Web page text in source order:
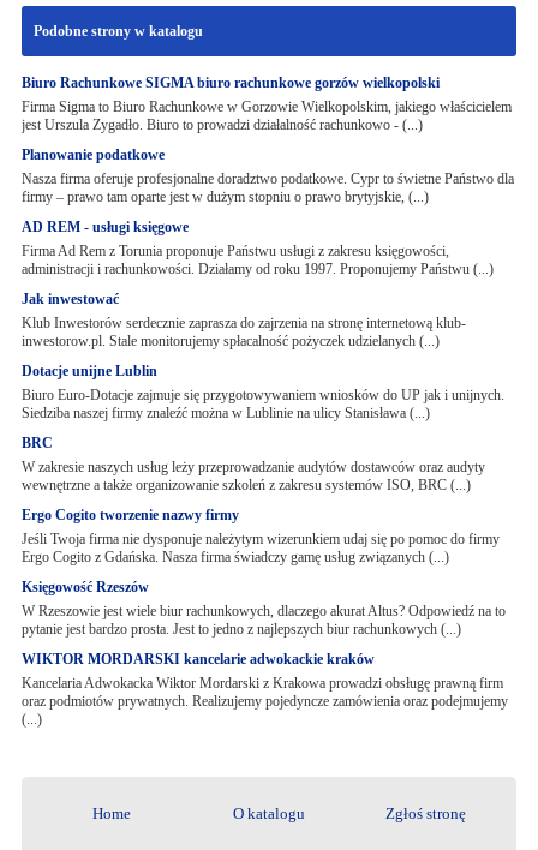
Podobne strony w katalogu
Biuro Rachunkowe SIGMA biuro rachunkowe gorzów wielkopolski
Firma Sigma to Biuro Rachunkowe w Gorzowie Wielkopolskim, jakiego właścicielem
jest Urszula Zygadło. Biuro to prowadzi działalność rachunkowo - (...)
Planowanie podatkowe
Nasza firma oferuje profesjonalne doradztwo podatkowe. Cypr to świetne Państwo dla
firmy – prawo tam oparte jest w dużym stopniu o prawo brytyjskie, (...)
AD REM - usługi księgowe
Firma Ad Rem z Torunia proponuje Państwu usługi z zakresu księgowości,
administracji i rachunkowości. Działamy od roku 1997. Proponujemy Państwu (...)
Jak inwestować
Klub Inwestorów serdecznie zaprasza do zajrzenia na stronę internetową klub-
inwestorow.pl. Stale monitorujemy spłacalność pożyczek udzielanych (...)
Dotacje unijne Lublin
Biuro Euro-Dotacje zajmuje się przygotowywaniem wniosków do UP jak i unijnych.
Siedziba naszej firmy znaleźć można w Lublinie na ulicy Stanisława (...)
BRC
W zakresie naszych usług leży przeprowadzanie audytów dostawców oraz audyty
wewnętrzne a także organizowanie szkoleń z zakresu systemów ISO, BRC (...)
Ergo Cogito tworzenie nazwy firmy
Jeśli Twoja firma nie dysponuje należytym wizerunkiem udaj się po pomoc do firmy
Ergo Cogito z Gdańska. Nasza firma świadczy gamę usług związanych (...)
Księgowość Rzeszów
W Rzeszowie jest wiele biur rachunkowych, dlaczego akurat Altus? Odpowiedź na to
pytanie jest bardzo prosta. Jest to jedno z najlepszych biur rachunkowych (...)
WIKTOR MORDARSKI kancelarie adwokackie kraków
Kancelaria Adwokacka Wiktor Mordarski z Krakowa prowadzi obsługę prawną firm
oraz podmiotów prywatnych. Realizujemy pojedyncze zamówienia oraz podejmujemy
(...)
Home O katalogu Zgłoś stronę